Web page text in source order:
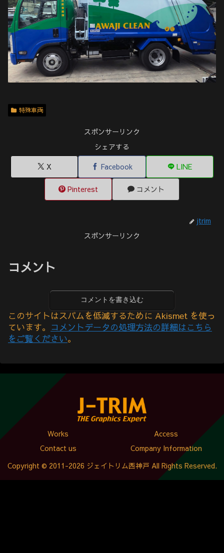
特殊車両
スポンサーリンク
シェアする
X
Facebook LINE
Pinterest コメント
jtrim
スポンサーリンク
コメント
コメントを書き込む
このサイトはスパムを低減するために Akismet を使っ
ています。 コメントデータの処理方法の詳細はこちら
をご覧ください。
Works
Access
Contact us
Company Information
Copyright © 2011-2026 ジェイトリム西神戸 All Rights Reserved.